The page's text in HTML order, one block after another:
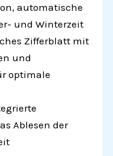
automatische
und Winterzeit
Zifferblatt mit
und
optimale
Ablesen der